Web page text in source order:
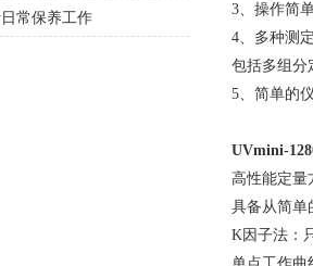
3、操作简
4、多种测
包括多组分
5、简单的
UVmini-
高性能定量
具备从简单
K因子法：
常保养工作